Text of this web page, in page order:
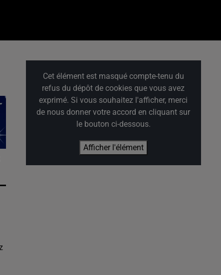
Cet élément est masqué compte-tenu du
refus du dépôt de cookies que vous avez
exprimé. Si vous souhaitez l'afficher, merci
de nous donner votre accord en cliquant sur
le bouton ci-dessous.
Afficher l'élément